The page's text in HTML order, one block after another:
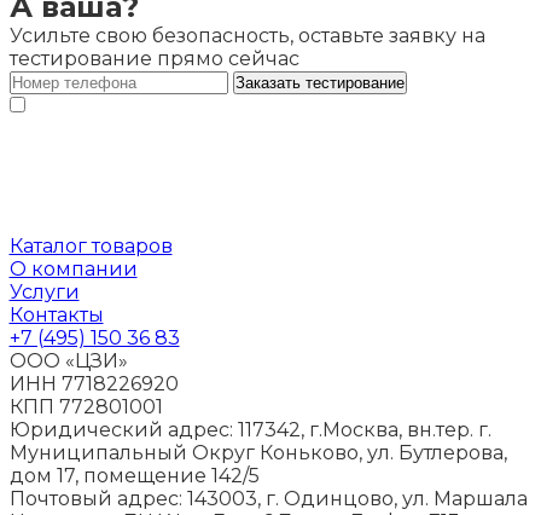
Усильте свою безопасность, оставьте заявку на
тестирование прямо сейчас
Заказать тестирование
Каталог товаров
О компании
Услуги
Контакты
+7 (495) 150 36 83
ООО «ЦЗИ»
ИНН 7718226920
КПП 772801001
Юридический адрес: 117342, г.Москва, вн.тер. г.
Муниципальный Округ Коньково, ул. Бутлерова,
дом 17, помещение 142/5
Почтовый адрес: 143003, г. Одинцово, ул. Маршала